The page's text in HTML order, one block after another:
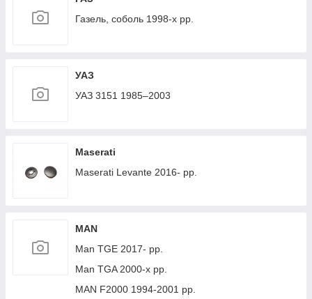
Газель, соболь 1998-х рр.
УАЗ
УАЗ 3151 1985–2003
Maserati
Maserati Levante 2016- рр.
MAN
Man TGE 2017- рр.
Man TGA 2000-х рр.
MAN F2000 1994-2001 рр.